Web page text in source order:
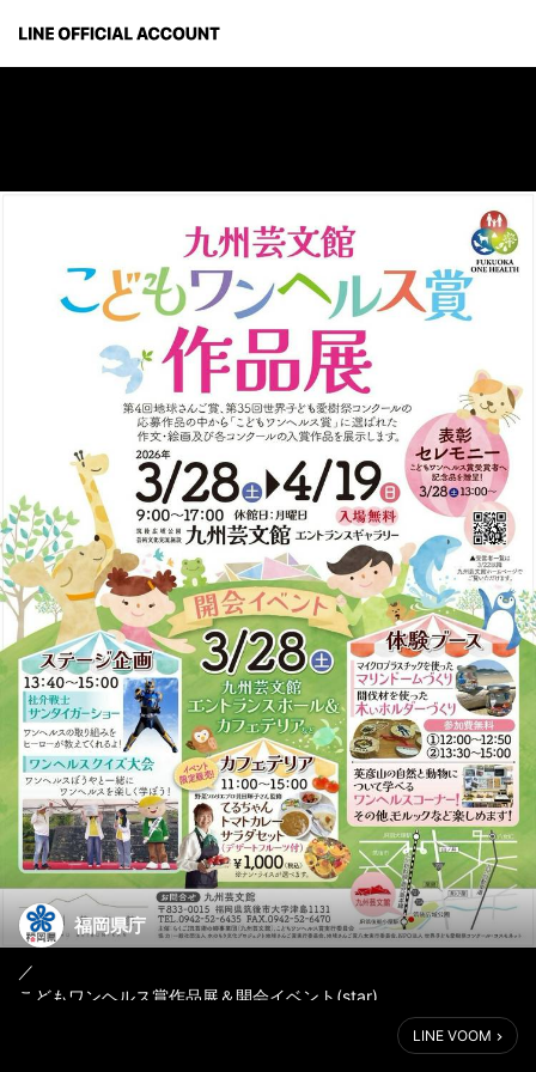
福岡県庁
／
こどもワンヘルス賞作品展＆開会イベント(star)
こどもの絵画・作文などのコンクールにおいて「こどもワンヘル
LINE VOOM